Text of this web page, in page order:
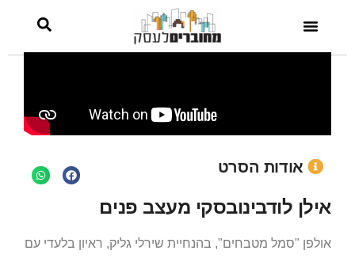
אודות הסרט
אילן לודבינובסקי מעצב פנים
אולפן "סמל מטבחים", בהנחיית שירלי גליק, ראיון בלעדי עם